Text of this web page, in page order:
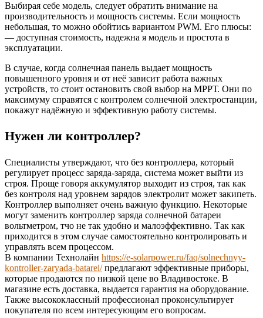
Выбирая себе модель, следует обратить внимание на
производительность и мощность системы. Если мощность
небольшая, то можно обойтись вариантом PWM. Его плюсы:
— доступная стоимость, надежна я модель и простота в
эксплуатации.
В случае, когда солнечная панель выдает мощность
повышенного уровня и от неё зависит работа важных
устройств, то стоит остановить свой выбор на МРРТ. Они по
максимуму справятся с контролем солнечной электростанции,
покажут надёжную и эффективную работу системы.
Нужен ли контроллер?
Специалисты утверждают, что без контроллера, который
регулирует процесс заряда-заряда, система может выйти из
строя. Проще говоря аккумулятор выходит из строя, так как
без контроля над уровнем зарядов электролит может закипеть.
Контроллер выполняет очень важную функцию. Некоторые
могут заменить контроллер заряда солнечной батареи
вольтметром, тчо не так удобно и малоэффективно. Так как
приходится в этом случае самостоятельно контролировать и
управлять всем процессом.
В компании Технолайн https://e-solarpower.ru/faq/solnechnyy-
kontroller-zaryada-batarei/предлагают эффективные приборы,
которые продаются по низкой цене во Владивостоке. В
магазине есть доставка, выдается гарантия на оборудование.
Также высококлассный профессионал проконсультирует
покупателя по всем интересующим его вопросам.